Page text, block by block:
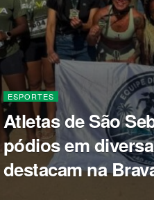
ESPORTES
Atletas de São
pódios em
destacam na